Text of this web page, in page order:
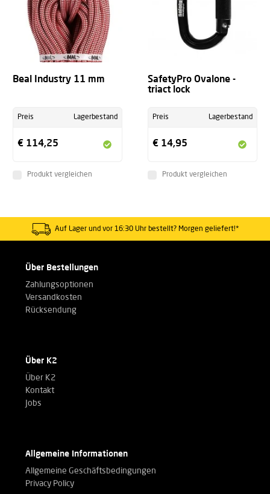
Beal Industry 11 mm
Preis Lagerbestand
€ 114,25
Produkt vergleichen
SafetyPro Ovalone -
triact lock
Preis Lagerbestand
€ 14,95
Produkt vergleichen
Auf Lager und vor 16:30 Uhr bestellt? Morgen geliefert!*
Über Bestellungen
Zahlungsoptionen
Versandkosten
Rücksendung
Über K2
Über K2
Kontakt
Jobs
Allgemeine Informationen
Allgemeine Geschäftsbedingungen
Privacy Policy